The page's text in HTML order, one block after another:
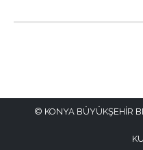
KONYA BÜYÜKŞEHİR